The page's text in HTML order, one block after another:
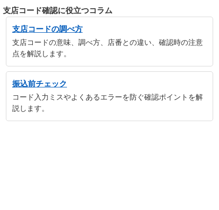
支店コード確認に役立つコラム
支店コードの調べ方
支店コードの意味、調べ方、店番との違い、確認時の注意
点を解説します。
振込前チェック
コード入力ミスやよくあるエラーを防ぐ確認ポイントを解
説します。